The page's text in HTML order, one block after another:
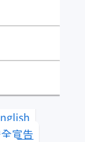
宣告
加投標。